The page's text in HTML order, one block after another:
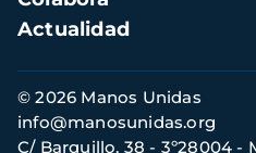
Actualidad
Información
de
contacto
© 2026 Manos Unidas
C/ Barquillo, 38 - 3º28004 -
info@manosunidas.org